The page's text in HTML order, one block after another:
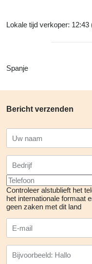
Lokale tijd verkoper: 12:43
Spanje
Bericht verzenden
Controleer alstublieft het
het internationale formaat
geen zaken met dit land